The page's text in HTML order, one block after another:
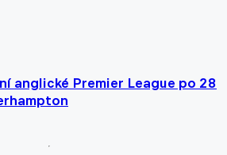
anglické Premier League po 28